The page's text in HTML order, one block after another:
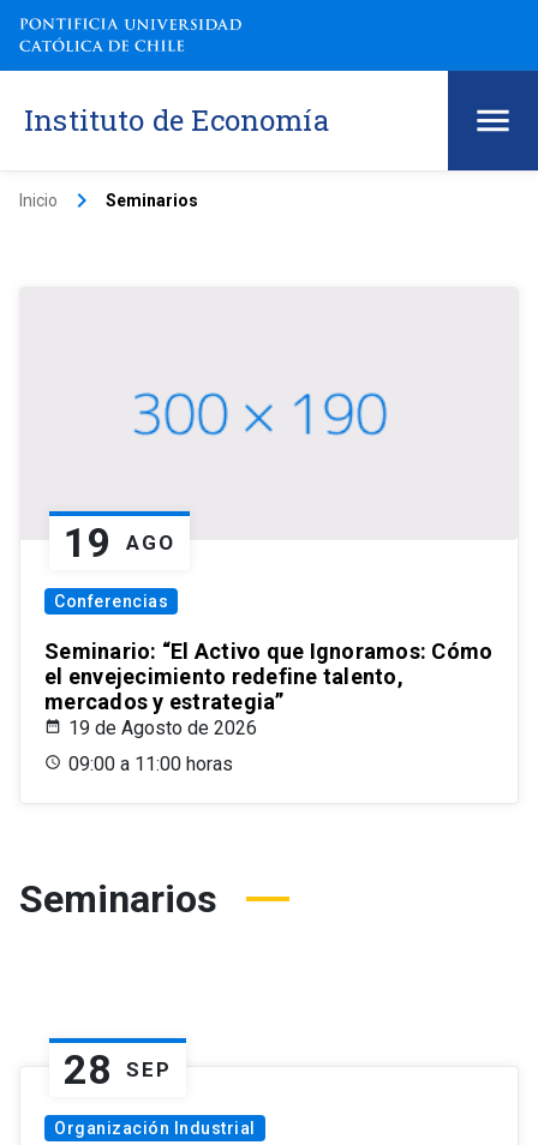
Instituto de Economía
Inicio keyboard_arrow_right Seminarios
19 AGO
Conferencias
Seminario: “El Activo que Ignoramos: Cómo
el envejecimiento redefine talento,
mercados y estrategia”
19 de Agosto de 2026
09:00 a 11:00 horas
Seminarios
28 SEP
Organización Industrial